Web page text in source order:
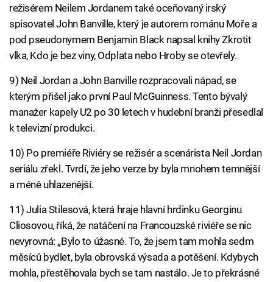
režisérem Neilem Jordanem také oceňovaný irský
spisovatel John Banville, který je autorem románu Moře a
pod pseudonymem Benjamin Black napsal knihy Zkrotit
vlka, Kdo je bez viny, Odplata nebo Hroby se otevřely.
9) Neil Jordan a John Banville rozpracovali nápad, se
kterým přišel jako první Paul McGuinness. Tento bývalý
manažer kapely U2 po 30 letech v hudební branži přesedlal
k televizní produkci.
10) Po premiéře Riviéry se režisér a scenárista Neil Jordan
seriálu zřekl. Tvrdí, že jeho verze by byla mnohem temnější
a méně uhlazenější.
11) Julia Stilesová, která hraje hlavní hrdinku Georginu
Cliosovou, říká, že natáčení na Francouzské riviéře se nic
nevyrovná: „Bylo to úžasné. To, že jsem tam mohla sedm
měsíců bydlet, byla obrovská výsada a potěšení. Kdybych
mohla, přestěhovala bych se tam nastálo. Je to překrásné